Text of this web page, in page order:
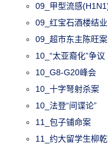
09_甲型流感
09_红宝石酒楼结业
09_超市东主陈旺案
10_“太亚裔化”争议
10_G8-G20峰会
10_十字弩射杀案
10_法登“间谍论”
11_包子铺命案
11_约大留学生柳